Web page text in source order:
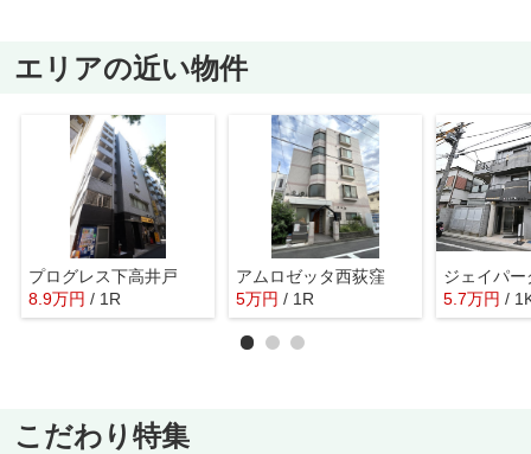
エリアの近い物件
プログレス下高井戸
8.9万円 / 1R
アムロゼッタ西荻窪
5万円 / 1R
ジェイパー
5.7万円 /
こだわり特集